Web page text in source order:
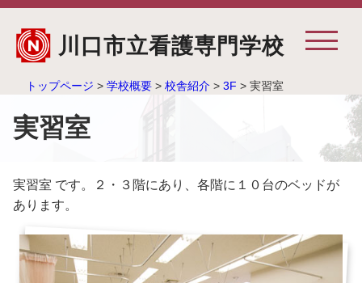
川口市立看護専門学校
トップページ > 学校概要 > 校舎紹介 > 3F > 実習室
実習室
実習室 です。２・３階にあり、各階に１０台のベッドが
あります。